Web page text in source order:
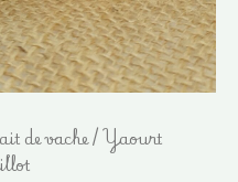
de vache/ Yaourt